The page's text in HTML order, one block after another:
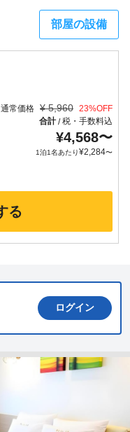
部屋の設備
通常価格 ¥ 5,960 23%OFF
合計/税・手数料込
¥4,568〜
1泊1名あたり¥2,284〜
る
ログイン